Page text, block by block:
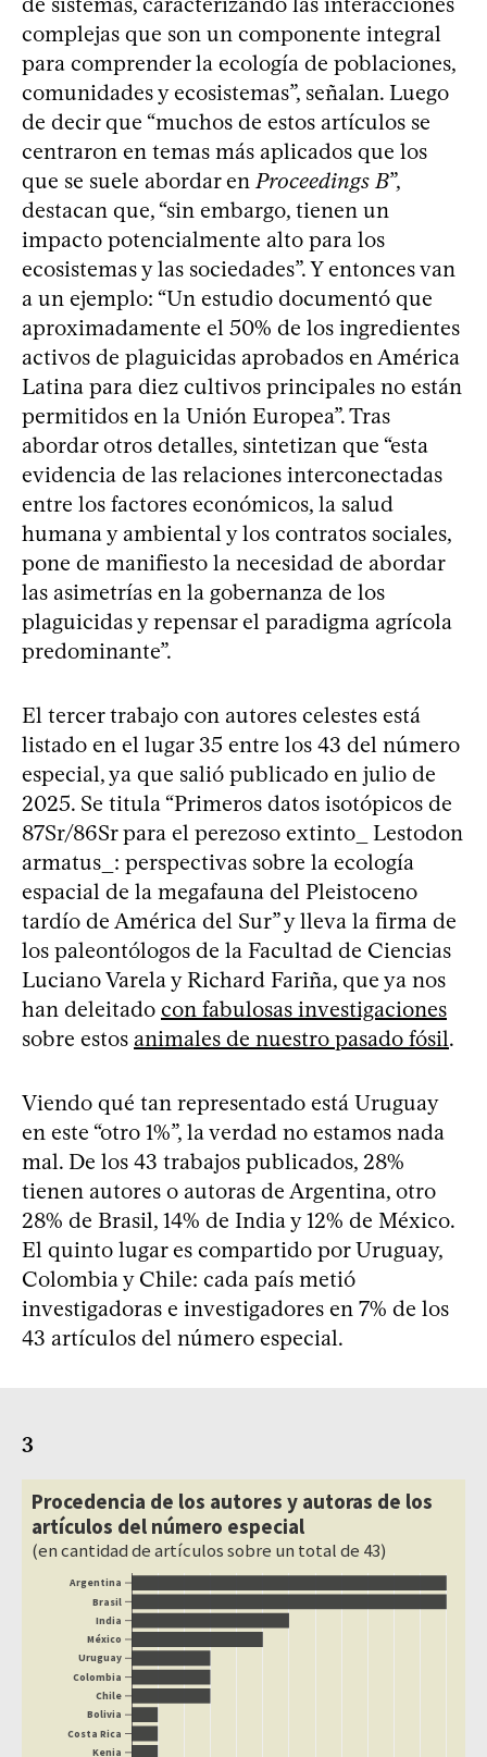
complejas que son un componente integral
para comprender la ecología de poblaciones,
comunidades y ecosistemas”, señalan. Luego
de decir que “muchos de estos artículos se
centraron en temas más aplicados que los
que se suele abordar en Proceedings B”,
destacan que, “sin embargo, tienen un
impacto potencialmente alto para los
ecosistemas y las sociedades”. Y entonces van
a un ejemplo: “Un estudio documentó que
aproximadamente el 50% de los ingredientes
activos de plaguicidas aprobados en América
Latina para diez cultivos principales no están
permitidos en la Unión Europea”. Tras
abordar otros detalles, sintetizan que “esta
evidencia de las relaciones interconectadas
entre los factores económicos, la salud
humana y ambiental y los contratos sociales,
pone de manifiesto la necesidad de abordar
las asimetrías en la gobernanza de los
plaguicidas y repensar el paradigma agrícola
predominante”.
El tercer trabajo con autores celestes está
listado en el lugar 35 entre los 43 del número
especial, ya que salió publicado en julio de
2025. Se titula “Primeros datos isotópicos de
87Sr/86Sr para el perezoso extinto_ Lestodon
armatus_: perspectivas sobre la ecología
espacial de la megafauna del Pleistoceno
tardío de América del Sur” y lleva la firma de
los paleontólogos de la Facultad de Ciencias
Luciano Varela y Richard Fariña, que ya nos
han deleitado con fabulosas investigaciones
sobre estos animales de nuestro pasado fósil.
Viendo qué tan representado está Uruguay
en este “otro 1%”, la verdad no estamos nada
mal. De los 43 trabajos publicados, 28%
tienen autores o autoras de Argentina, otro
28% de Brasil, 14% de India y 12% de México.
El quinto lugar es compartido por Uruguay,
Colombia y Chile: cada país metió
investigadoras e investigadores en 7% de los
43 artículos del número especial.
3